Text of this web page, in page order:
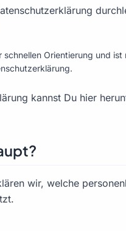
schnellen Orientierung und
kannst Du hier
wir, welche